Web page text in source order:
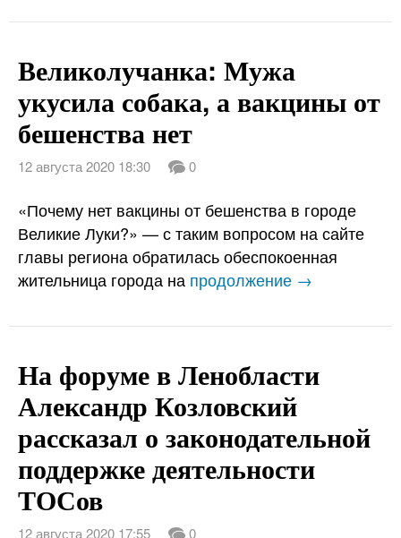
Великолучанка: Мужа
укусила собака, а вакцины от
бешенства нет
12 августа 2020 18:30 0
«Почему нет вакцины от бешенства в городе
Великие Луки?» — с таким вопросом на сайте
главы региона обратилась обеспокоенная
жительница города на продолжение →
На форуме в Ленобласти
Александр Козловский
рассказал о законодательной
поддержке деятельности
ТОСов
12 августа 2020 17:55 0